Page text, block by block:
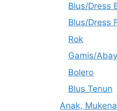
Blus/Dress
Blus/Dress
Rok
Gamis/
Bolero
Blus Tenun
Anak,